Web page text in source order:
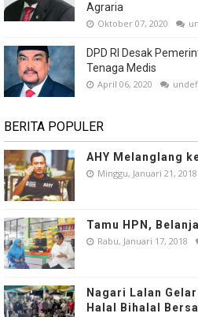
Agraria
Oktober 07, 2020
DPD RI Desak
Tenaga Medis
April 06, 2020
BERITA POPULER
AHY Melanglang
Minggu, Januari 21, 2018
Tamu HPN,
Rabu, Januari 17, 2018
Nagari Lalan
Halal Bihalal